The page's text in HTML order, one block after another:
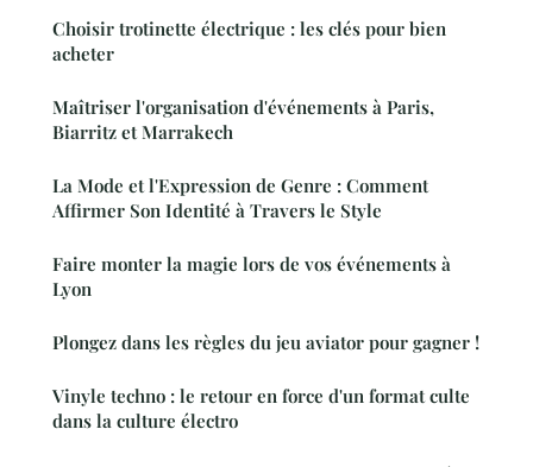
Choisir trotinette électrique : les clés pour bien
acheter
Maîtriser l'organisation d'événements à Paris,
Biarritz et Marrakech
La Mode et l'Expression de Genre : Comment
Affirmer Son Identité à Travers le Style
Faire monter la magie lors de vos événements à
Lyon
Plongez dans les règles du jeu aviator pour gagner !
Vinyle techno : le retour en force d'un format culte
dans la culture électro